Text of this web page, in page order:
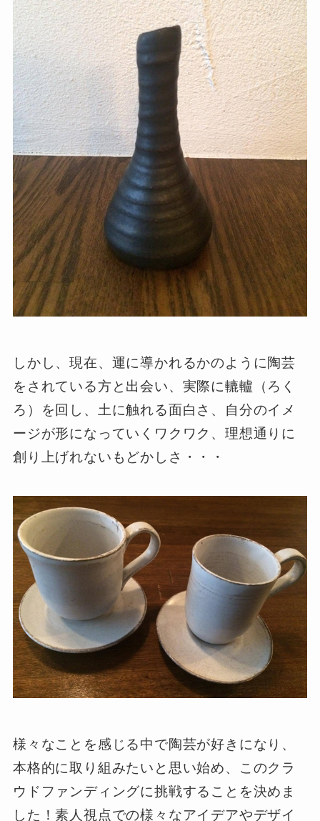
しかし、現在、運に導かれるかのように陶芸
をされている方と出会い、実際に轆轤（ろく
ろ）を回し、土に触れる面白さ、自分のイメ
ージが形になっていくワクワク、理想通りに
創り上げれないもどかしさ・・・
様々なことを感じる中で陶芸が好きになり、
本格的に取り組みたいと思い始め、このクラ
ウドファンディングに挑戦することを決めま
した！素人視点での様々なアイデアやデザイ